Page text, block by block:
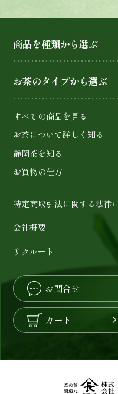
商品を種類から選ぶ
お茶のタイプから選ぶ
すべての商品を見る
お茶について詳しく知る
静岡茶を知る
お買物の仕方
特定商取引法に関する法律
会社概要
リクルート
お問合せ
カート